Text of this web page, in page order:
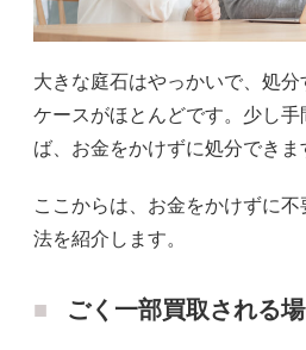
大きな庭石はやっかいで、処
ケースがほとんどです。少し
ば、お金をかけずに処分できま
ここからは、お金をかけずに
法を紹介します。
ごく一部買取される